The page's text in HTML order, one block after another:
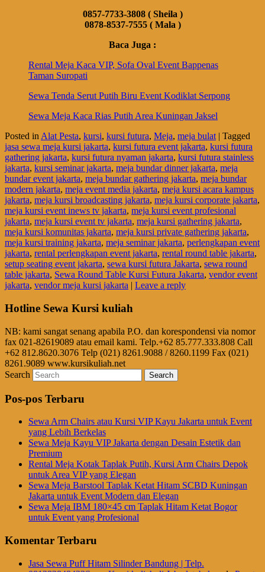
0857-7733-3808 ( Sheila )
0878-8537-7555 ( Mala )
Baca Juga :
Rental Meja Kaca VIP, Sofa Oval Event Bappenas
Taman Suropati
Sewa Tenda Serut Putih Biru Event Kodiklat Serpong
Sewa Meja Kaca Rias Putih Area Kuningan Jaksel
Posted inAlat Pesta, kursi, kursi futura, Meja, meja bulat | Tagged
jasa sewa meja kursi jakarta, kursi futura event jakarta, kursi futura
gathering jakarta, kursi futura nyaman jakarta, kursi futura stainless
jakarta, kursi seminar jakarta, meja bundar dinner jakarta, meja
bundar event jakarta, meja bundar gathering jakarta, meja bundar
modern jakarta, meja event media jakarta, meja kursi acara kampus
jakarta, meja kursi broadcasting jakarta, meja kursi corporate jakarta,
meja kursi event inews tv jakarta, meja kursi event profesional
jakarta, meja kursi event tv jakarta, meja kursi gathering jakarta,
meja kursi komunitas jakarta, meja kursi private gathering jakarta,
meja kursi training jakarta, meja seminar jakarta, perlengkapan event
jakarta, rental perlengkapan event jakarta, rental round table jakarta,
setup seating event jakarta, sewa kursi futura Jakarta, sewa round
table jakarta, Sewa Round Table Kursi Futura Jakarta, vendor event
jakarta, vendor meja kursi jakarta | Leave a reply
Hotline Sewa Kursi kuliah
NB: kami sangat senang apabila P.O. dan korespondensi via nomor
fax 021-82619089 atau email kami. Telp.+62 85.777.333.808 Call
+62 812.8620.3076 Telp (021) 8261.9088 / 8260.1199 Fax (021)
8261.9089 www.kursikuliah.net
Search
Pos-pos Terbaru
Sewa Arm Chairs atau Kursi VIP Kayu Jakarta untuk Event
yang Lebih Berkelas
Sewa Meja Kayu VIP Jakarta dengan Desain Estetik dan
Premium
Rental Meja Kotak Taplak Putih, Kursi Arm Chairs Depok
untuk Area VIP yang Elegan
Sewa Meja Barstool Taplak Ketat Hitam SCBD Kuningan
Jakarta untuk Event Modern dan Elegan
Sewa Meja IBM 180×45 cm Taplak Hitam Ketat Bogor
untuk Event yang Profesional
Komentar Terbaru
Jasa Sewa Puff Hitam Silinder Bandung | Telp.